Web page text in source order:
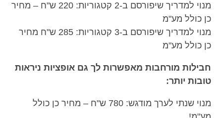
מנוי למדריך שיפורסם ב-2 קטגוריות: 220 ש"ח – מחיר
כן כולל מע"מ
מנוי למדריך שיפורסם ב-3 קטגוריות: 285 ש"ח מחיר
כן כולל מע"מ
חבילות מורחבות מאפשרות לך גם אופציות ניראות
טובות יותר:
מנוי שנתי לערך מודגש: 780 ש"ח – מחיר כן כולל